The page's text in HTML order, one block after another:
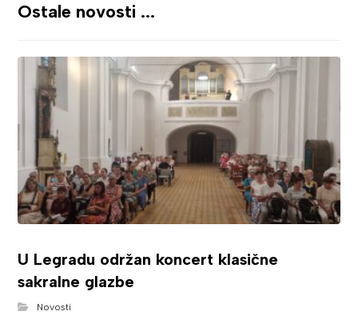
Ostale novosti ...
U Legradu održan koncert klasične
sakralne glazbe
Novosti